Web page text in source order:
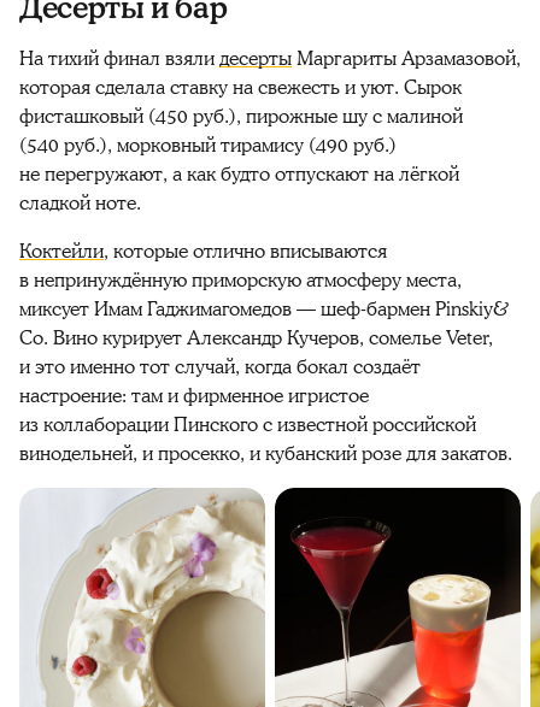
На тихий финал взялидесертыМаргариты Арзамазовой,
которая сделала ставку на свежесть и уют. Сырок
фисташковый (450 руб.), пирожные шу с малиной
(540 руб.), морковный тирамису (490 руб.)
не перегружают, а как будто отпускают на лёгкой
сладкой ноте.
Коктейли, которые отлично вписываются
в непринуждённую приморскую атмосферу места,
миксует Имам Гаджимагомедов — шеф-бармен Pinskiy&
Co. Вино курирует Александр Кучеров, сомельеVeter,
и это именно тот случай, когда бокал создаёт
настроение: там и фирменное игристое
из коллаборации Пинского с известной российской
винодельней, и просекко, и кубанский розе для закатов.